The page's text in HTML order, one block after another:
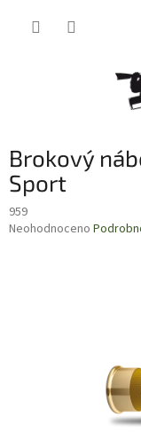
Brokový
Sport
959
Průměrné
Neohodnoceno